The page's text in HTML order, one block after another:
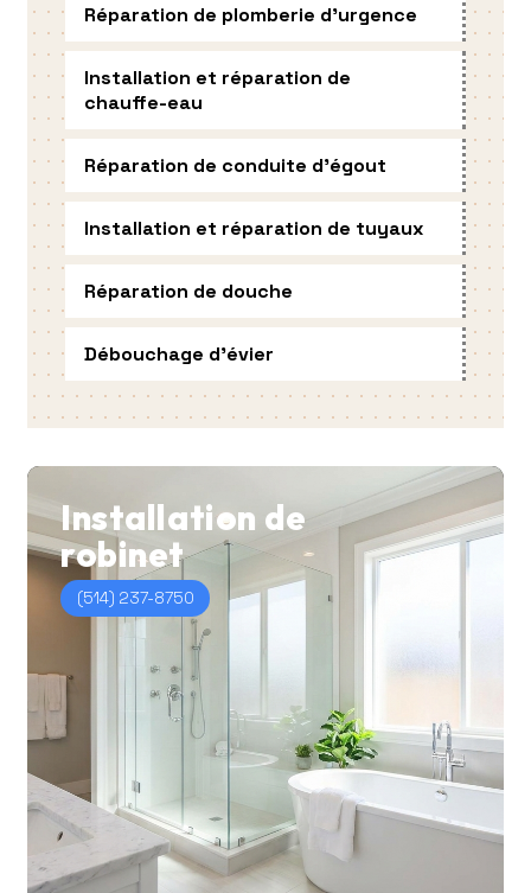
Réparation de plomberie d'urgence
Installation et réparation de
chauffe-eau
Réparation de conduite d'égout
Installation et réparation de tuyaux
Réparation de douche
Débouchage d'évier
Installation de
robinet
(514) 237-8750